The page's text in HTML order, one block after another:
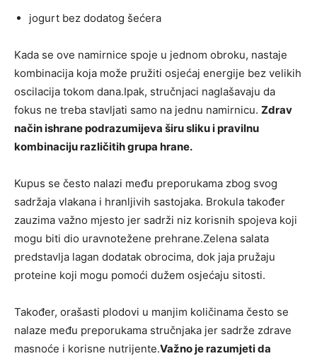
jogurt bez dodatog šećera
Kada se ove namirnice spoje u jednom obroku, nastaje
kombinacija koja može pružiti osjećaj energije bez velikih
oscilacija tokom dana.Ipak, stručnjaci naglašavaju da
fokus ne treba stavljati samo na jednu namirnicu. Zdrav
način ishrane podrazumijeva širu sliku i pravilnu
kombinaciju različitih grupa hrane.
Kupus se često nalazi među preporukama zbog svog
sadržaja vlakana i hranljivih sastojaka. Brokula također
zauzima važno mjesto jer sadrži niz korisnih spojeva koji
mogu biti dio uravnotežene prehrane.Zelena salata
predstavlja lagan dodatak obrocima, dok jaja pružaju
proteine koji mogu pomoći dužem osjećaju sitosti.
Također, orašasti plodovi u manjim količinama često se
nalaze među preporukama stručnjaka jer sadrže zdrave
masnoće i korisne nutrijente.Važno je razumjeti da